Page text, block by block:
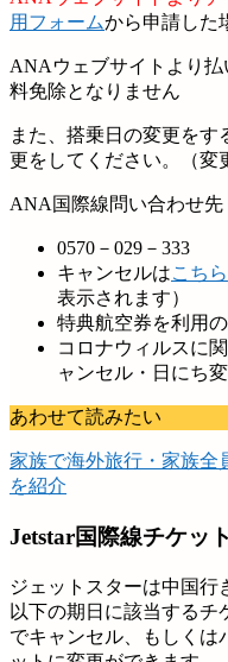
用フォームから申請した
ANAウェブサイトより
料免除となりません
また、搭乗日の変更をす
更をしてください。（変
ANA国際線問い合わせ先
0570－029－333
キャンセルはこちら
表示されます）
特典航空券を利用
コロナウィルスに
ャンセル・日にち
あわせて読みたい
家族で海外旅行・家族全
を紹介
Jetstar国際線チケット
ジェットスターは中国行
以下の期日に該当する
でキャンセル、もしくは